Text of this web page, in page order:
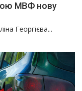
МВФ нову
Георгієва...